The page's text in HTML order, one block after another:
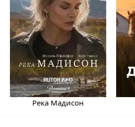
Река Мадисон